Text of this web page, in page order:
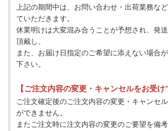
上記の期間中は、お問い合わせ・出荷業務な
ていただきます。
休業明けは大変混み合うことが予想され、発
頂戴し、
また、お届け日指定のご希望に添えない場合
下さい。
【ご注文内容の変更・キャンセルをお受け
ご注文確定後のご注文内容の変更・キャンセ
ができません。
またご注文時に注文内容の変更のご要望を備